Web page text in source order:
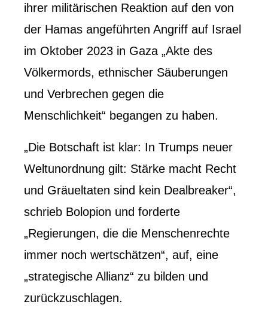
ihrer militärischen Reaktion auf den von
der Hamas angeführten Angriff auf Israel
im Oktober 2023 in Gaza „Akte des
Völkermords, ethnischer Säuberungen
und Verbrechen gegen die
Menschlichkeit“ begangen zu haben.
„Die Botschaft ist klar: In Trumps neuer
Weltunordnung gilt: Stärke macht Recht
und Gräueltaten sind kein Dealbreaker“,
schrieb Bolopion und forderte
„Regierungen, die die Menschenrechte
immer noch wertschätzen“, auf, eine
„strategische Allianz“ zu bilden und
zurückzuschlagen.